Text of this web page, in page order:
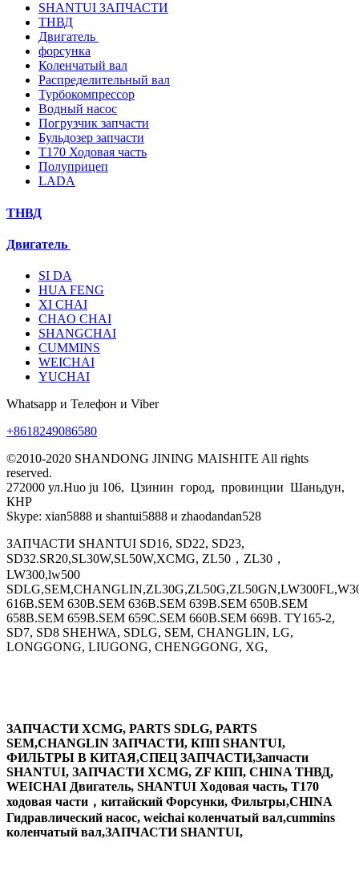
SHANTUI ЗАПЧАСТИ
ТНВД
Двигатель
форсунка
Коленчатый вал
Распределительный вал
Турбокомпрессор
Водный насос
Погрузчик запчасти
Бульдозер запчасти
T170 Ходовая часть
Полуприцеп
LADA
ТНВД
Двигатель
SI DA
HUA FENG
XI CHAI
CHAO CHAI
SHANGCHAI
CUMMINS
WEICHAI
YUCHAI
Whatsapp и Телефон и Viber
+8618249086580
©2010-2020 SHANDONG JINING MAISHITE All rights
reserved.
272000 ул.Huo ju 106, Цзинин город, провинции Шаньдун,
КНР
Skype: xian5888 и shantui5888 и zhaodandan528
ЗАПЧАСТИ SHANTUI SD16, SD22, SD23,
SD32.SR20,SL30W,SL50W,XCMG, ZL50，ZL30，
LW300,lw500
616B.SEM 630B.SEM 636B.SEM 639B.SEM 650B.SEM
658B.SEM 659B.SEM 659C.SEM 660B.SEM 669B. TY165-2,
SD7, SD8 SHEHWA, SDLG, SEM, CHANGLIN, LG,
LONGGONG, LIUGONG, CHENGGONG, XG,
ЗАПЧАСТИ XCMG, PARTS SDLG, PARTS
SEM,CHANGLIN ЗАПЧАСТИ, КПП SHANTUI,
ФИЛЬТРЫ В КИТАЯ,СПЕЦ ЗАПЧАСТИ,Запчасти
SHANTUI, ЗАПЧАСТИ XCMG, ZF КПП, CHINA ТНВД,
WEICHAI Двигатель, SHANTUI Ходовая часть, T170
ходовая части，китайский Форсунки, Фильтры,CHINA
Гидравлический насос, weichai коленчатый вал,cummins
коленчатый вал,ЗАПЧАСТИ SHANTUI,